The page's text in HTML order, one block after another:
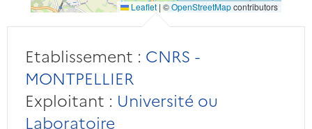
Leaflet|©OpenStreetMapcontributors
Etablissement : CNRS -
MONTPELLIER
Exploitant : Université ou
Laboratoire